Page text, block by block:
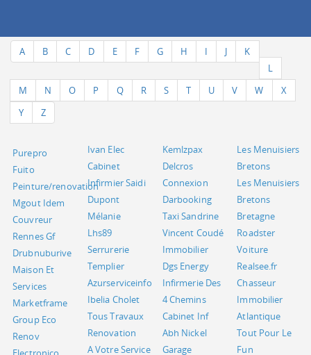
A B C D E F G H I J
K
L
M
N O P Q R S T U V W
X
Y
Z
Purepro
Fuito
Peinture/renovation
Mgout Idem
Couvreur
Rennes Gf
Drubnuburive
Maison Et
Services
Marketframe
Group Eco
Renov
Ivan Elec
Cabinet
Infirmier Saidi
Dupont
Mélanie
Lhs89
Serrurerie
Templier
Azurserviceinfo
Ibelia Cholet
Tous Travaux
Renovation
A Votre Service
Kemlzpax
Delcros
Connexion
Darbooking
Taxi Sandrine
Vincent Coudé
Immobilier
Dgs Energy
Infirmerie Des
4 Chemins
Cabinet Inf
Abh Nickel
Garage
Les Menuisiers
Bretons
Les Menuisiers
Bretons
Bretagne
Roadster
Voiture
Realsee.fr
Chasseur
Immobilier
Atlantique
Tout Pour Le
Fun